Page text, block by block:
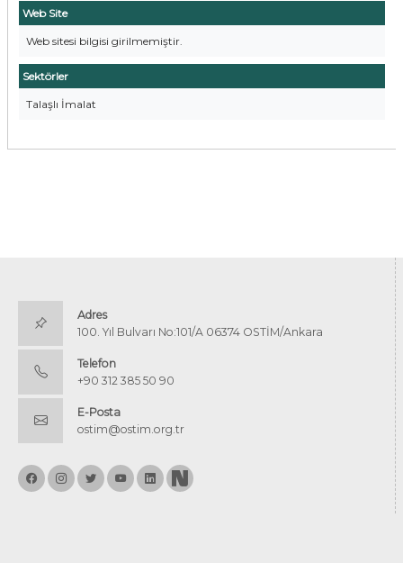
Web Site
Web sitesi bilgisi girilmemiştir.
Sektörler
Talaşlı İmalat
Adres
100. Yıl Bulvarı No:101/A 06374 OSTİM/Ankara
Telefon
+90 312 385 50 90
E-Posta
ostim@ostim.org.tr